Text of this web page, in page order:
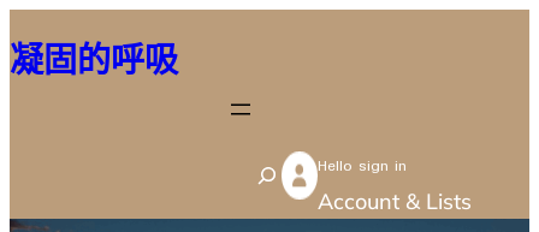
至
容
凝固的呼吸
S
e
Hello sign in
Account & Lists